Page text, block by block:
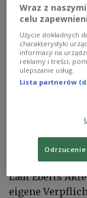
Ebert als
Stream 2,
staatlichen
Blatt. Ebert
2017 getroffen,
begegnet,
der die Nord
Laut Eberts
eigene
Wraz z
celu
Użycie dokładnych
charakterystyki
informacji na
reklamy i treści,
ulepszanie usług.
Lista partnerów